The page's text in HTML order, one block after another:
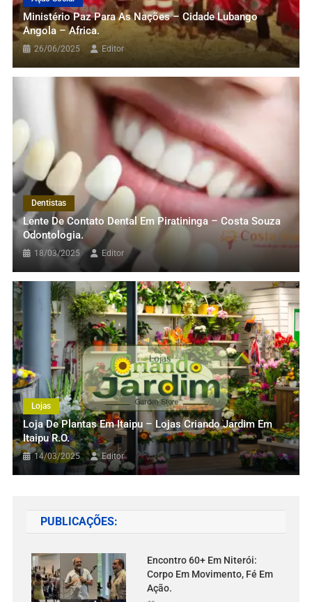
Alimentação E Gastronomia
BJ Queijos & Laticínios: Tradição E
Sabor De Verdade!
28/05/2025 Editor
Dedetização
Dedetizadora Na Regiao Oceanica
Inset-Fina – Chame A Melhor De
Niteroi RJ.
12/03/2025 Editor
Ministério Paz Para As Nações – Cidade Lubango
Angola – Africa.
26/06/2025 Editor
Dentistas
Lente De Contato Dental Em Piratininga – Costa Souza
Odontologia.
18/03/2025 Editor
Lojas
Loja De Plantas Em Itaipu – Lojas Criando Jardim Em
Itaipu R.O.
14/03/2025 Editor
PUBLICAÇÕES:
Encontro 60+ Em Niterói:
Corpo Em Movimento, Fé Em
Ação.